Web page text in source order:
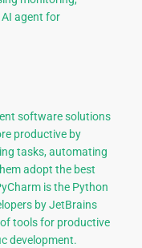
AI agent for
software solutions
productive by
tasks, automating
adopt the best
is the Python
by JetBrains
tools for productive
development.